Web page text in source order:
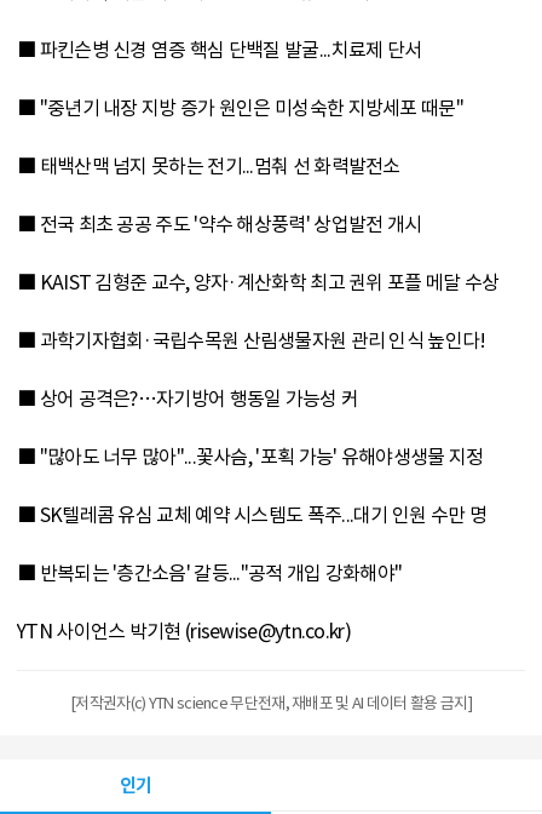
■ 파킨슨병 신경 염증 핵심 단백질 발굴...치료제 단서
■ "중년기 내장 지방 증가 원인은 미성숙한 지방세포 때문"
■ 태백산맥 넘지 못하는 전기...멈춰 선 화력발전소
■ 전국 최초 공공 주도 '약수 해상풍력' 상업발전 개시
■ KAIST 김형준 교수, 양자·계산화학 최고 권위 포플 메달 수상
■ 과학기자협회·국립수목원 산림생물자원 관리 인식 높인다!
■ 상어 공격은?…자기방어 행동일 가능성 커
■ "많아도 너무 많아"...꽃사슴, '포획 가능' 유해야생생물 지정
■ SK텔레콤 유심 교체 예약 시스템도 폭주...대기 인원 수만 명
■ 반복되는 '층간소음' 갈등..."공적 개입 강화해야"
YTN 사이언스 박기현 (risewise@ytn.co.kr)
[저작권자(c) YTN science 무단전재, 재배포 및 AI 데이터 활용 금지]
인기